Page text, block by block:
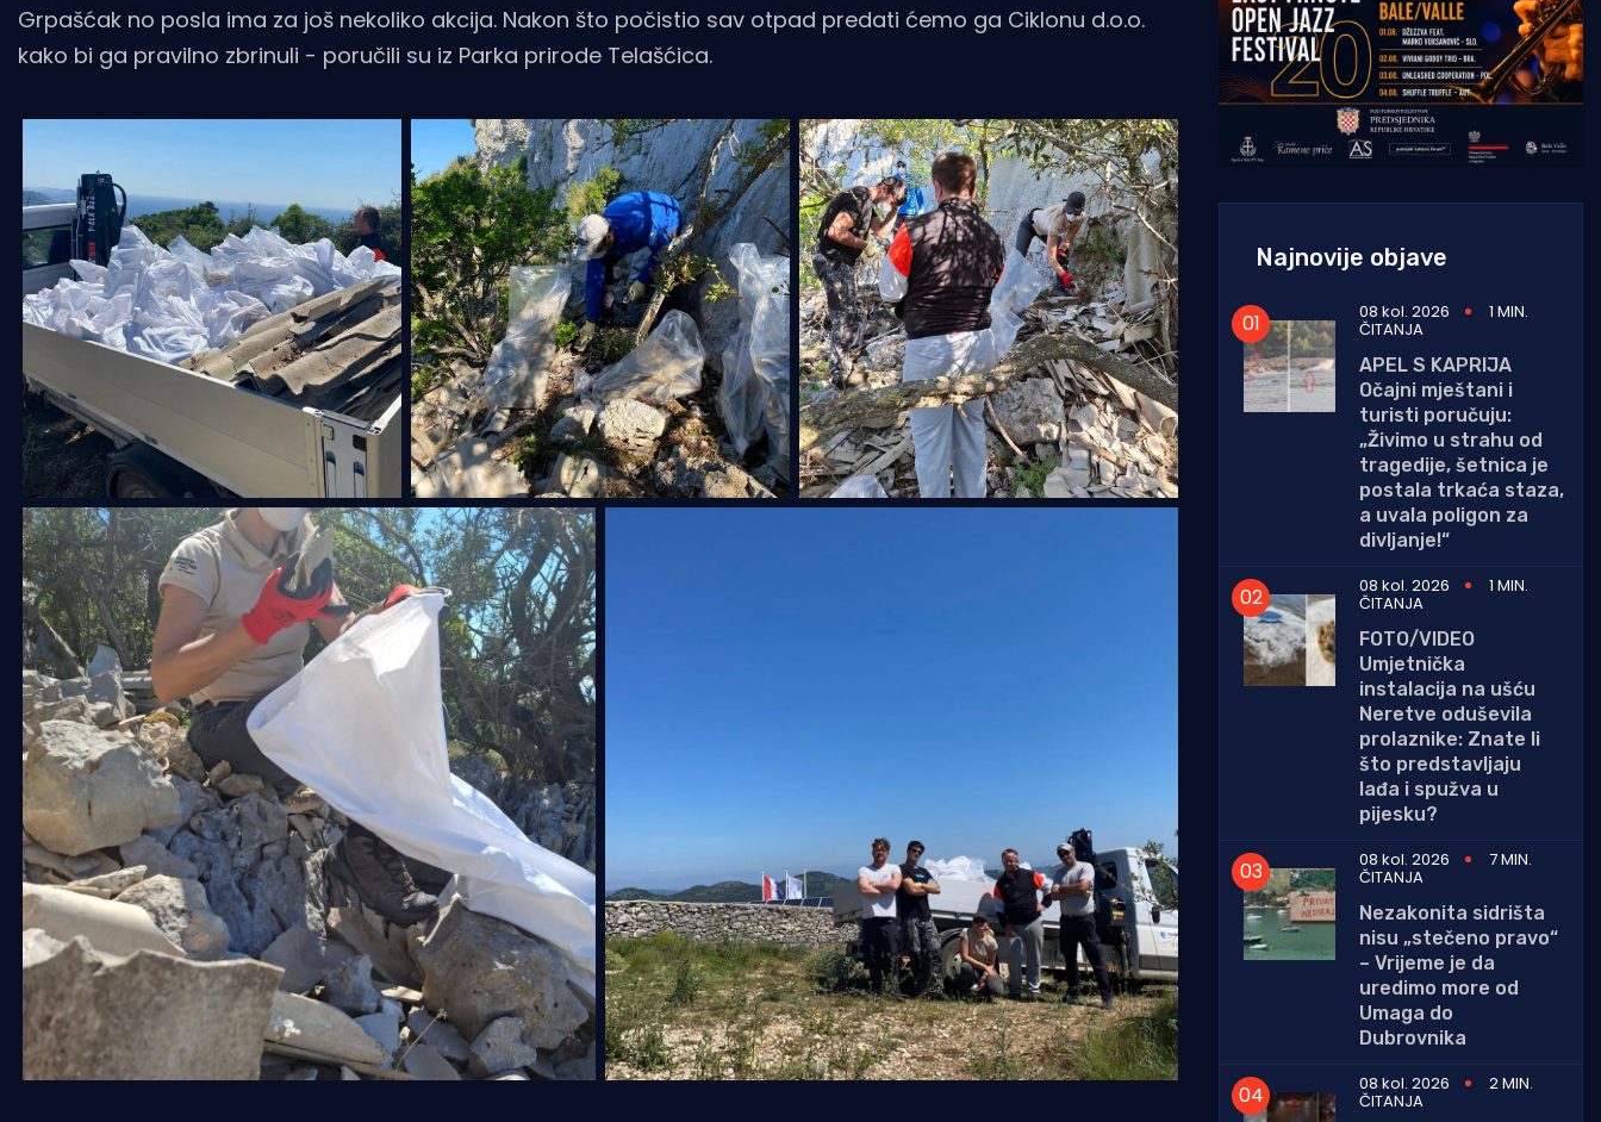
Grpašćak no posla ima za još nekoliko akcija. Nakon što počistio sav otpad predati ćemo ga Ciklonu d.o.o.
kako bi ga pravilno zbrinuli - poručili su iz Parka prirode Telašćica.
Najnovije objave
08 kol. 2026 1 MIN.
ČITANJA
APEL S KAPRIJA
Očajni mještani i
turisti poručuju:
„Živimo u strahu od
tragedije, šetnica je
postala trkaća staza,
a uvala poligon za
divljanje!“
08 kol. 2026
1 MIN.
ČITANJA
FOTO/VIDEO
Umjetnička
instalacija na ušću
Neretve oduševila
prolaznike: Znate li
što predstavljaju
lađa i spužva u
pijesku?
08 kol. 2026
7 MIN.
ČITANJA
Nezakonita sidrišta
nisu „stečeno pravo“
– Vrijeme je da
uredimo more od
Umaga do
Dubrovnika
08 kol. 2026
2 MIN.
ČITANJA